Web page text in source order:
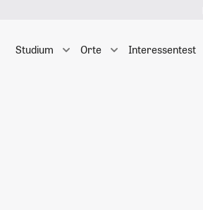
Studium Orte Interessentest